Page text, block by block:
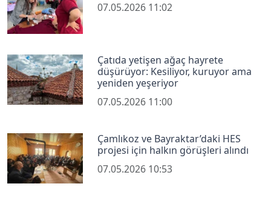
07.05.2026 11:02
Çatıda yetişen ağaç hayrete
düşürüyor: Kesiliyor, kuruyor ama
yeniden yeşeriyor
07.05.2026 11:00
Çamlıkoz ve Bayraktar’daki HES
projesi için halkın görüşleri alındı
07.05.2026 10:53